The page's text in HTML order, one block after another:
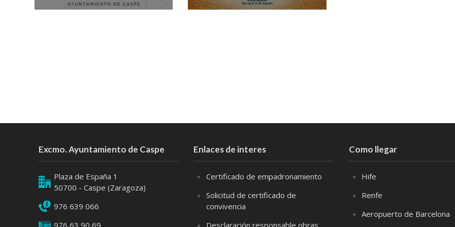
Excmo. Ayuntamiento de Caspe
Plaza de España 1
50700 - Caspe (Zaragoza)
976 639 066
976 63 90 69
Enlaces de interes
Certificado de empadronamiento
Solicitud de certificado de
convivencia
Desclaración responsable obras
Como llegar
Hife
Renfe
Aeropuerto de Barcelona